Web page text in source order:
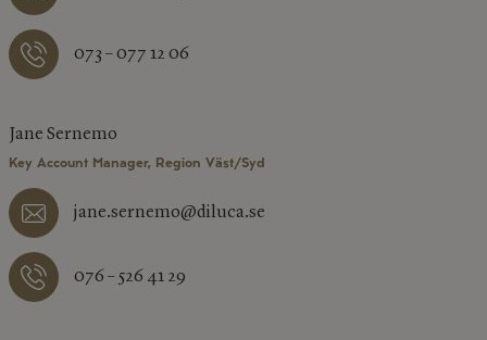
073 – 077 12 06
Jane Sernemo
Key Account Manager, Region Väst/Syd
jane.sernemo@diluca.se
076 – 526 41 29